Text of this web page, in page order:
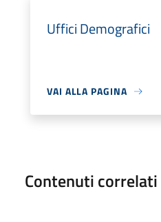
Uffici Demografici
VAI ALLA PAGINA
Contenuti correlati